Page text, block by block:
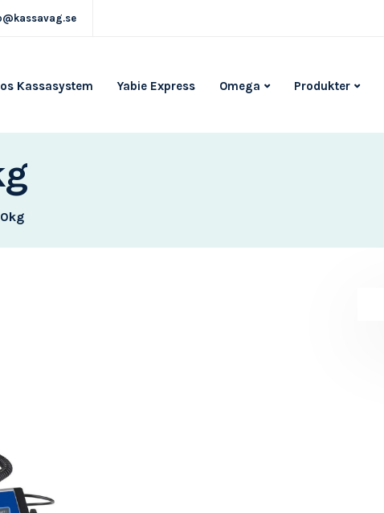
Kassasystem Yabie Express Omega Produkter